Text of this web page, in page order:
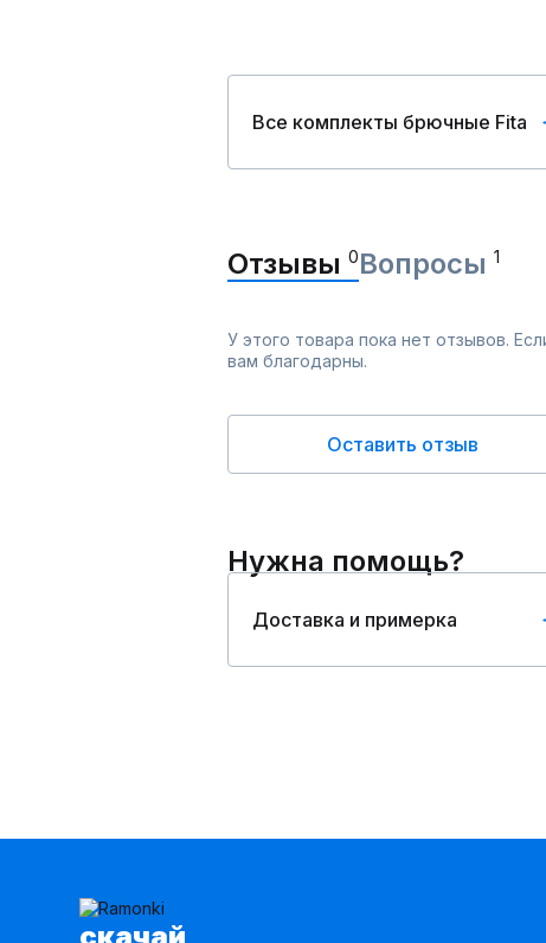
Все комплекты брючные Fita
Отзывы 0Вопросы 1
У этого товара пока нет отзывов.
вам благодарны.
Оставить отзыв
Нужна помощь?
Доставка и примерка